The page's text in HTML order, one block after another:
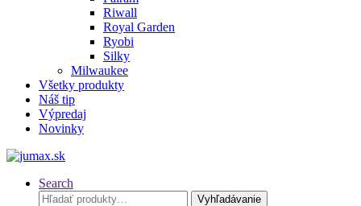
Riwall
Royal Garden
Ryobi
Silky
Milwaukee
Všetky produkty
Náš tip
Výpredaj
Novinky
Search
Hľadať:
Vyhľadávanie